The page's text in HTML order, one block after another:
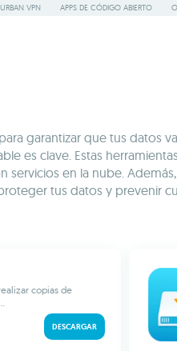
URBAN VPN APPS DE CÓDIGO ABIERTO
garantizar que tus datos
es clave. Estas
en la nube.
tus datos y prevenir
copias de
DESCARGAR